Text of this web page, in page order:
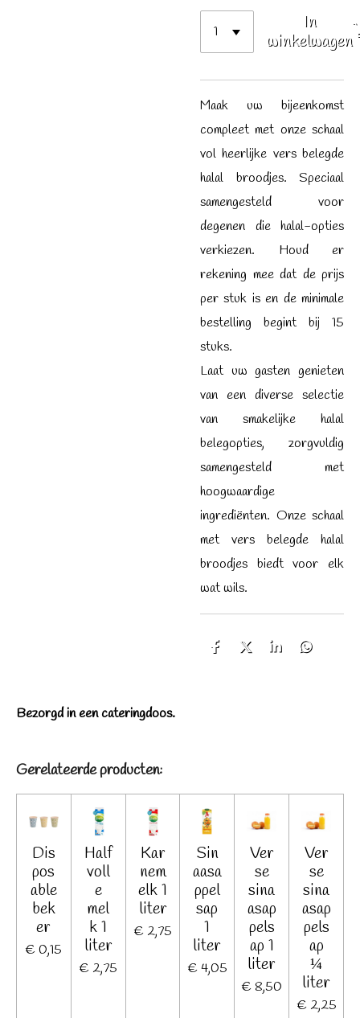
In
winkelwagen
Maak uw bijeenkomst
compleet met onze schaal
vol heerlijke vers belegde
halal broodjes. Speciaal
samengesteld voor
degenen die halal-opties
verkiezen. Houd er
rekening mee dat de prijs
per stuk is en de minimale
bestelling begint bij 15
stuks.
Laat uw gasten genieten
van een diverse selectie
van smakelijke halal
belegopties, zorgvuldig
samengesteld met
hoogwaardige
ingrediënten. Onze schaal
met vers belegde halal
broodjes biedt voor elk
wat wils.
D
D
S
D
Bezorgd in een cateringdoos.
Gerelateerde producten:
Dis
pos
able
bek
er
€ 0,15
Half
voll
e
mel
k 1
liter
€ 2,75
Kar
nem
elk 1
liter
€ 2,75
Sin
aasa
ppel
sap
1
liter
€ 4,05
Ver
se
sina
asap
pels
ap 1
liter
€ 8,50
Ver
se
sina
asap
pels
ap
¼
liter
€ 2,25